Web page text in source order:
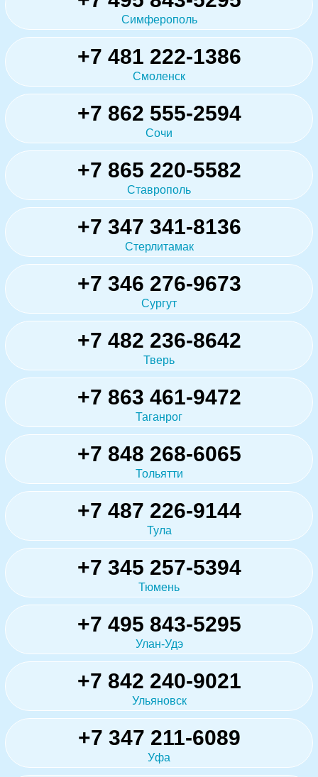
Симферополь
+7 481 222-1386
Смоленск
+7 862 555-2594
Сочи
+7 865 220-5582
Ставрополь
+7 347 341-8136
Стерлитамак
+7 346 276-9673
Сургут
+7 482 236-8642
Тверь
+7 863 461-9472
Таганрог
+7 848 268-6065
Тольятти
+7 487 226-9144
Тула
+7 345 257-5394
Тюмень
+7 495 843-5295
Улан-Удэ
+7 842 240-9021
Ульяновск
+7 347 211-6089
Уфа